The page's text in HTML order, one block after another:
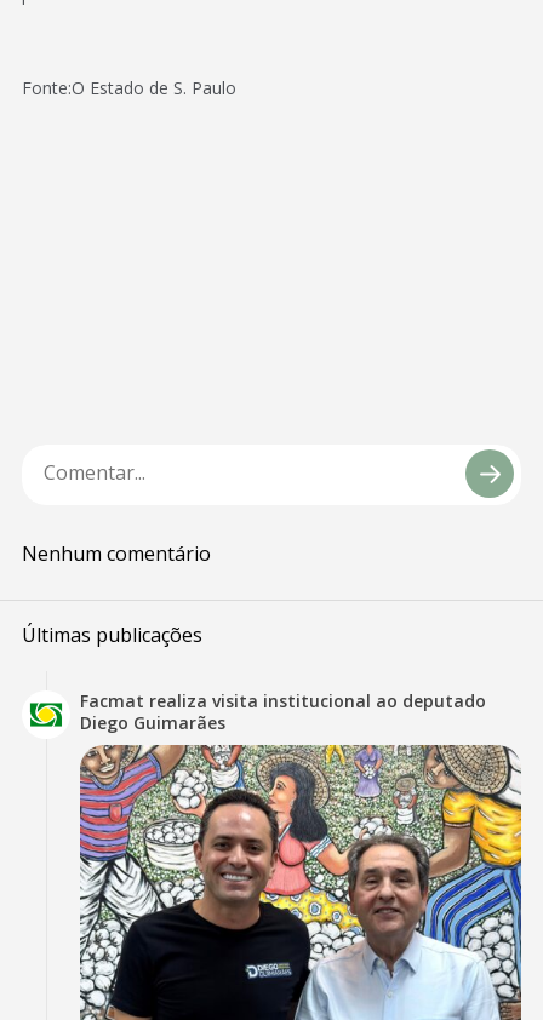
Fonte:O Estado de S. Paulo
Nenhum comentário
Últimas publicações
Facmat realiza visita institucional ao deputado
Diego Guimarães